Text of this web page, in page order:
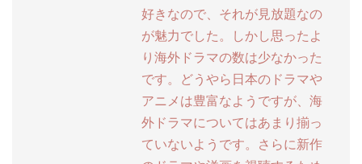
好きなので、それが見放題なの
が魅力でした。しかし思ったよ
り海外ドラマの数は少なかった
です。どうやら日本のドラマや
アニメは豊富なようですが、海
外ドラマについてはあまり揃っ
ていないようです。さらに新作